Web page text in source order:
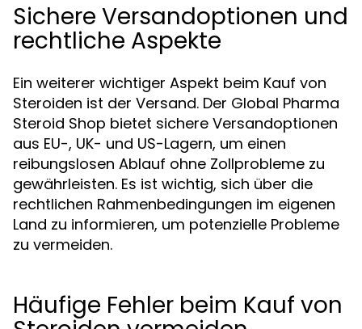
Sichere Versandoptionen und
rechtliche Aspekte
Ein weiterer wichtiger Aspekt beim Kauf von
Steroiden ist der Versand. Der Global Pharma
Steroid Shop bietet sichere Versandoptionen
aus EU-, UK- und US-Lagern, um einen
reibungslosen Ablauf ohne Zollprobleme zu
gewährleisten. Es ist wichtig, sich über die
rechtlichen Rahmenbedingungen im eigenen
Land zu informieren, um potenzielle Probleme
zu vermeiden.
Häufige Fehler beim Kauf von